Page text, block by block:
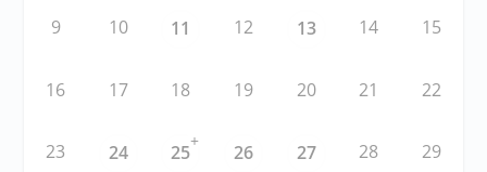
9 10 11 12 13 14 15
16 17 18 19 20 21 22
23 24 25
+
26 27 28 29